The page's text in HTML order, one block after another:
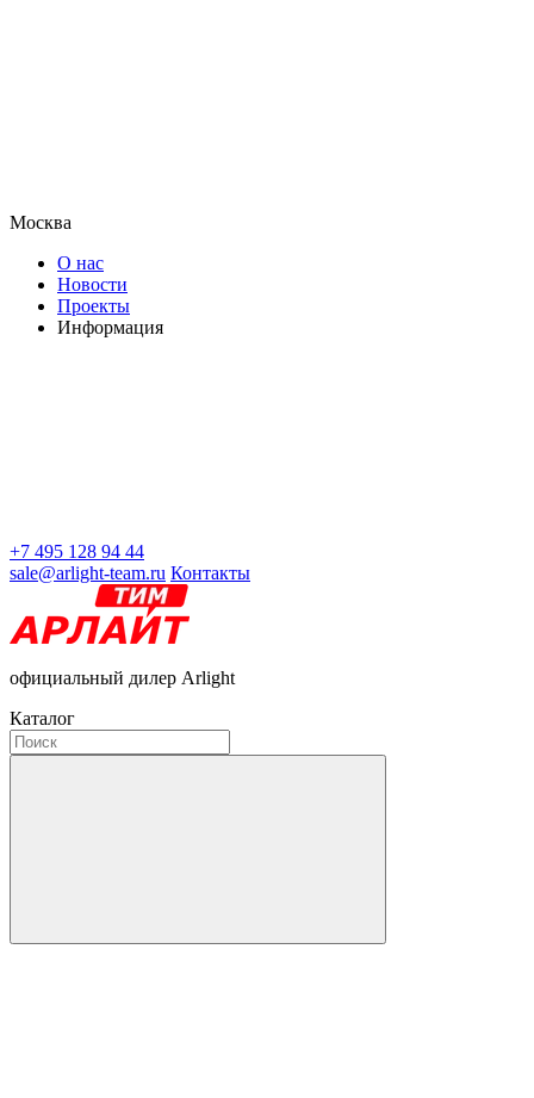
Москва
О нас
Новости
Проекты
Информация
+7 495 128 94 44
sale@arlight-team.ru Контакты
официальный дилер Arlight
Каталог